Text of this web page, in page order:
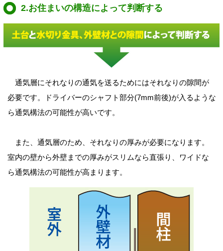
2.お住まいの構造によって判断する
通気層にそれなりの通気を送るためにはそれなりの隙間が
必要です。ドライバーのシャフト部分(7mm前後)が入るような
ら通気構法の可能性が高いです。
また、通気層のため、それなりの厚みが必要になります。
室内の壁から外壁までの厚みがスリムなら直張り、ワイドな
ら通気構法の可能性が高まります。